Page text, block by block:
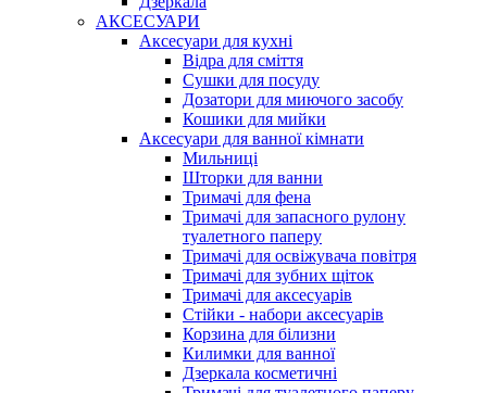
АКСЕСУАРИ
Аксесуари для кухні
Відра для сміття
Сушки для посуду
Дозатори для миючого засобу
Кошики для мийки
Аксесуари для ванної кімнати
Мильниці
Шторки для ванни
Тримачі для фена
Тримачі для запасного рулону
туалетного паперу
Тримачі для освіжувача повітря
Тримачі для зубних щіток
Тримачі для аксесуарів
Стійки - набори аксесуарів
Корзина для білизни
Килимки для ванної
Дзеркала косметичні